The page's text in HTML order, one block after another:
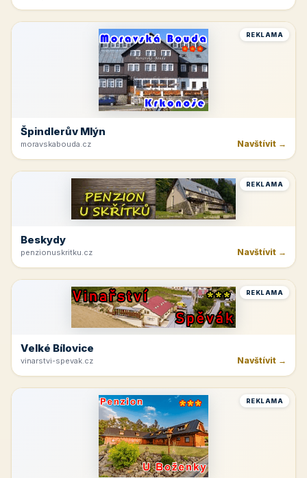
REKLAMA
Špindlerův Mlýn
moravskabouda.cz Navštívit →
REKLAMA
Beskydy
penzionuskritku.cz Navštívit →
REKLAMA
Velké Bílovice
vinarstvi-spevak.cz Navštívit →
REKLAMA